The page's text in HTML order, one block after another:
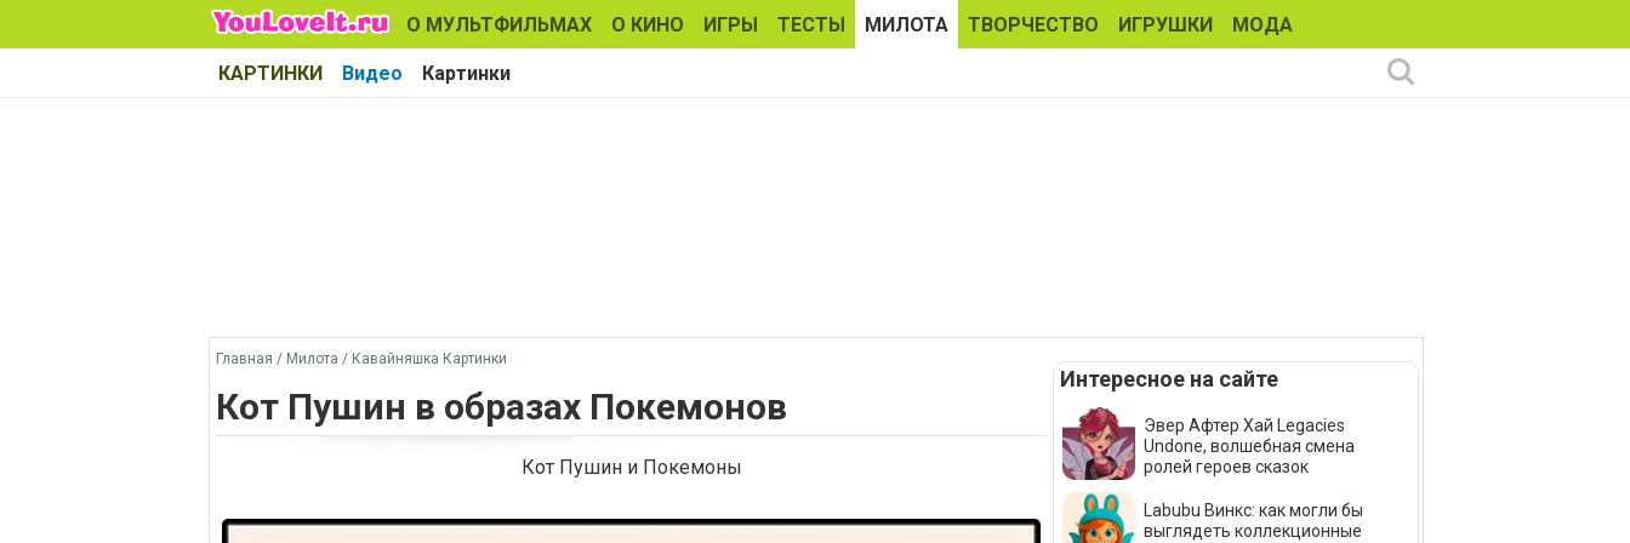
О МУЛЬТФИЛЬМАХ О КИНО ИГРЫ ТЕСТЫ МИЛОТА ТВОРЧЕСТВО ИГРУШКИ МОДА
КАРТИНКИ Видео Картинки
Главная / Милота / Кавайняшка Картинки
Кот Пушин в образах Покемонов
Кот Пушин и Покемоны
Интересное на сайте
Эвер Афтер Хай Legacies
Undone, волшебная смена
ролей героев сказок
Labubu Винкс: как могли бы
выглядеть коллекционные